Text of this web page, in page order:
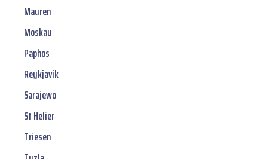
Mauren
Moskau
Paphos
Reykjavik
Sarajewo
St Helier
Triesen